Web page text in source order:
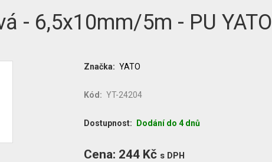
- 6,5x10mm/5m - PU YATO
Značka YATO
Kód YT-24204
Dostupnost Dodání do 4 dnů
Cena
Cena: 244 Kč s DPH